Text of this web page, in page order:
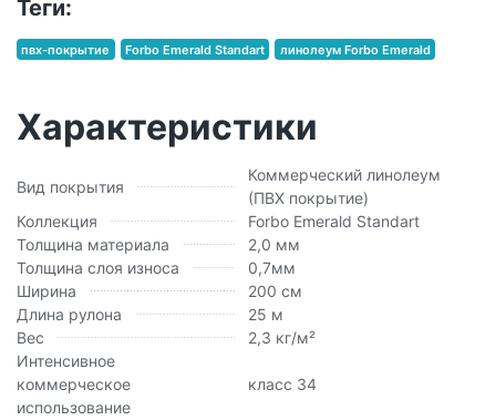
Теги:
пвх-покрытие Forbo Emerald Standart линолеум Forbo Emerald
Характеристики
Вид покрытия
Коммерческий линолеум
(ПВХ покрытие)
Коллекция
Forbo Emerald Standart
Толщина материала
2,0 мм
Толщина слоя износа
0,7мм
Ширина
200 см
Длина рулона
25 м
Вес
2,3 кг/м²
Интенсивное
коммерческое
использование
класс 34